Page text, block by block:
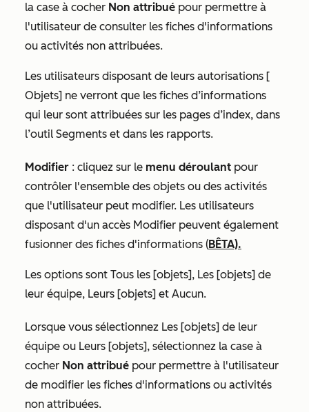
la case à cocher Non attribué pour permettre à
l'utilisateur de consulter les fiches d'informations
ou activités non attribuées.
Les utilisateurs disposant de leurs autorisations [
Objets] ne verront que les fiches d’informations
qui leur sont attribuées sur les pages d’index, dans
l’outil Segments et dans les rapports.
Modifier : cliquez sur le menu déroulant pour
contrôler l'ensemble des objets ou des activités
que l'utilisateur peut modifier. Les utilisateurs
disposant d'un accès Modifier peuvent également
fusionner des fiches d'informations (BÊTA).
Les options sont Tous les [objets], Les [objets] de
leur équipe, Leurs [objets] et Aucun.
Lorsque vous sélectionnez Les [objets] de leur
équipe ou Leurs [objets], sélectionnez la case à
cocher Non attribué pour permettre à l'utilisateur
de modifier les fiches d'informations ou activités
non attribuées.